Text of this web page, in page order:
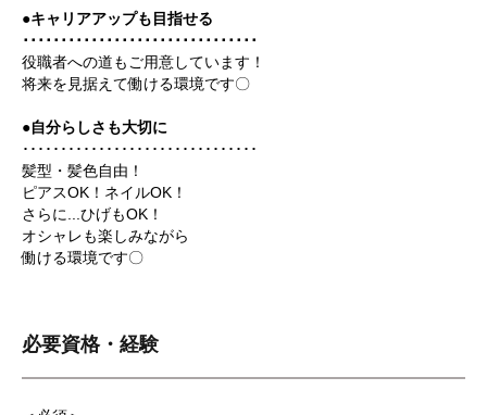
●キャリアアップも目指せる
･･･････････････････････････････
役職者への道もご用意しています！
将来を見据えて働ける環境です〇
●自分らしさも大切に
･･･････････････････････････････
髪型・髪色自由！
ピアスOK！ネイルOK！
さらに...ひげもOK！
オシャレも楽しみながら
働ける環境です〇
必要資格・経験